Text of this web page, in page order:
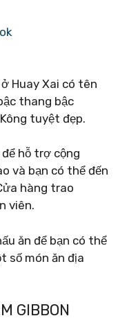
Huay Xai có tên
thang bậc
tuyệt đẹp.
hỗ trợ cộng
và bạn có thể đến
hàng trao
viên.
ăn để bạn có thể
số món ăn địa
GIBBON